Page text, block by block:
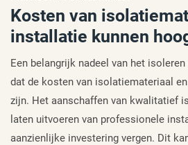
Kosten van
installatie kunnen
Een belangrijk nadeel van het
dat de kosten van isolatiemateriaal
zijn. Het aanschaffen van kwalitatief
laten uitvoeren van professionele
aanzienlijke investering vergen. Dit